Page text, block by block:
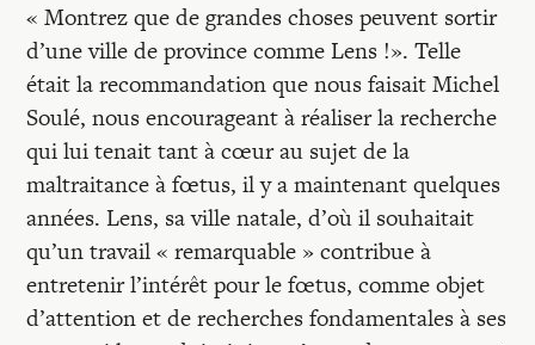
Blocs-notes
Recherches
Entretiens
Revues
« Montrez que de grandes choses peuvent sortir
d’une ville de province comme Lens !». Telle
était la recommandation que nous faisait Michel
Soulé, nous encourageant à réaliser la recherche
qui lui tenait tant à cœur au sujet de la
maltraitance à fœtus, il y a maintenant quelques
années. Lens, sa ville natale, d’où il souhaitait
qu’un travail « remarquable » contribue à
entretenir l’intérêt pour le fœtus, comme objet
d’attention et de recherches fondamentales à ses